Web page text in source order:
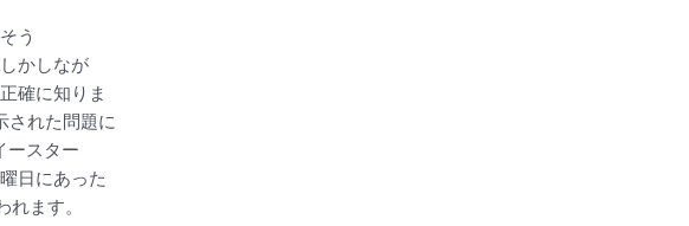
う
かしなが
確に知りま
された問題に
ースター
日にあった
ます。